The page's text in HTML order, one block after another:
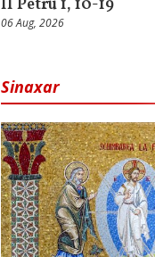
II Petru 1, 10-19
06 Aug, 2026
Sinaxar